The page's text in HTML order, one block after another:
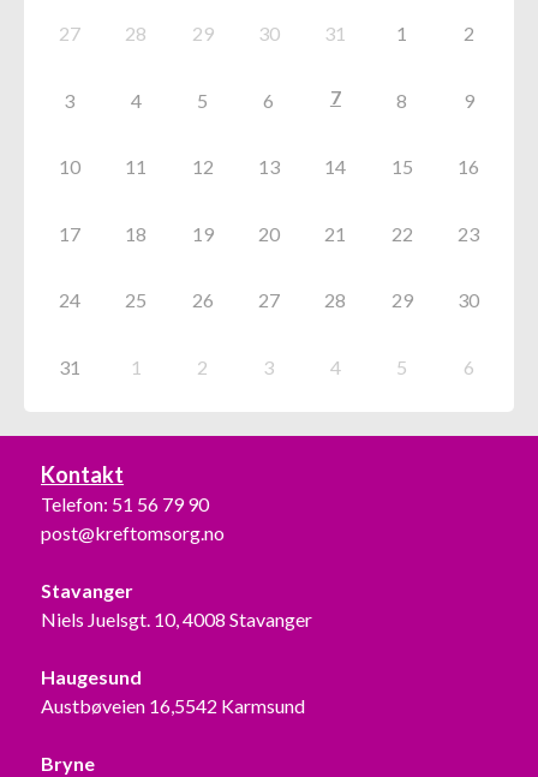
27 28 29 30 31 1 2
3 4 5 6 7 8 9
10 11 12 13 14 15 16
17 18 19 20 21 22 23
24 25 26 27 28 29 30
31 1 2 3 4 5 6
Kontakt
Telefon: 51 56 79 90
post@kreftomsorg.no
Stavanger
Niels Juelsgt. 10, 4008 Stavanger
Haugesund
Austbøveien 16,5542 Karmsund
Bryne